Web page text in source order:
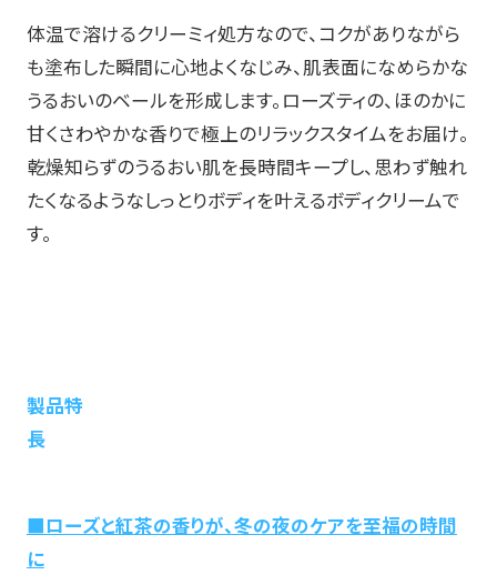
体温で溶けるクリーミィ処方なので、コクがありながら
も塗布した瞬間に心地よくなじみ、肌表面になめらかな
うるおいのベールを形成します。ローズティの、ほのかに
甘くさわやかな香りで極上のリラックスタイムをお届け。
乾燥知らずのうるおい肌を長時間キープし、思わず触れ
たくなるようなしっとりボディを叶えるボディクリームで
す。
製品特
■ローズと紅茶の香りが、冬の夜のケアを至福の時間
に